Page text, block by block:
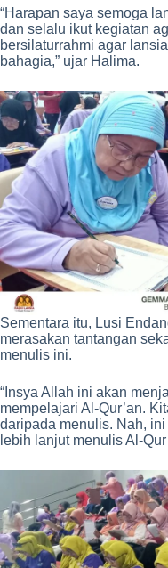
“Harapan saya semoga
dan selalu ikut kegiatan
bersilaturrahmi agar
bahagia,” ujar Halima.
Sementara itu, Lusi
merasakan tantangan
menulis ini.
“Insya Allah ini akan
mempelajari Al-Qur’an.
daripada menulis. Nah,
lebih lanjut menulis Al-